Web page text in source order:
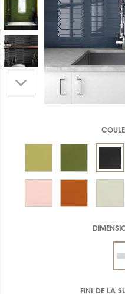
FINI DE LA